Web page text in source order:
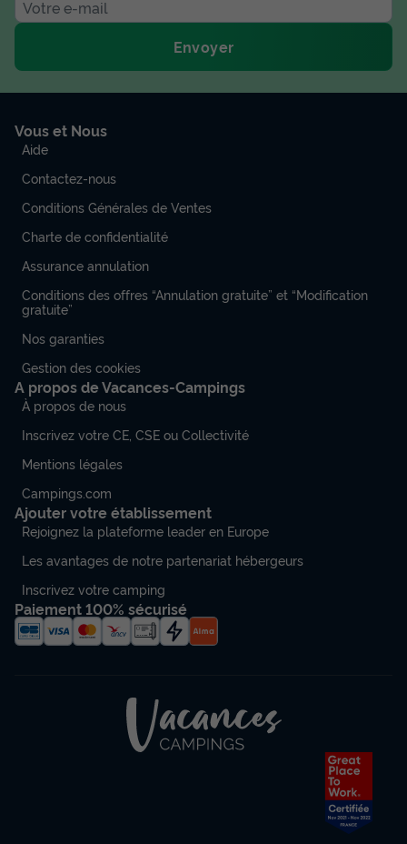
Envoyer
Vous et Nous
Aide
Contactez-nous
Conditions Générales de Ventes
Charte de confidentialité
Assurance annulation
Conditions des offres “Annulation gratuite” et “Modification
gratuite”
Nos garanties
Gestion des cookies
A propos de Vacances-Campings
À propos de nous
Inscrivez votre CE, CSE ou Collectivité
Mentions légales
Campings.com
Ajouter votre établissement
Rejoignez la plateforme leader en Europe
Les avantages de notre partenariat hébergeurs
Inscrivez votre camping
Paiement 100% sécurisé